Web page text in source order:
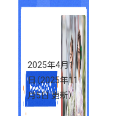
2025年4月1
日（2025年11
月5日 更新）